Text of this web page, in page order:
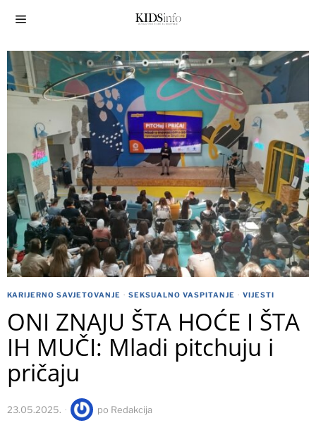
KARIJERNO SAVJETOVANJE · SEKSUALNO VASPITANJE · VIJESTI
ONI ZNAJU ŠTA HOĆE I ŠTA
IH MUČI: Mladi pitchuju i
pričaju
23.05.2025. po Redakcija